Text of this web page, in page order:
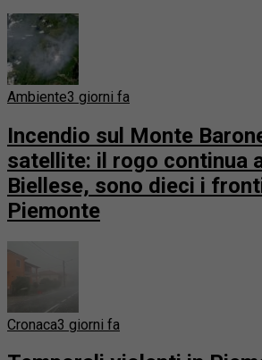
Ambiente3 giorni fa
Incendio sul Monte
satellite: il rogo continua
Biellese, sono dieci i
Piemonte
Cronaca3 giorni fa